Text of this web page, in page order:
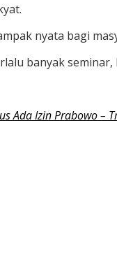
nyata bagi
banyak
Ada Izin Prabowo –